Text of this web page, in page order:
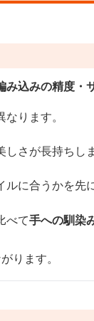
み込みの精度・
ります。
さが長持ちしま
に合うかを先
べて手への馴染
ります。